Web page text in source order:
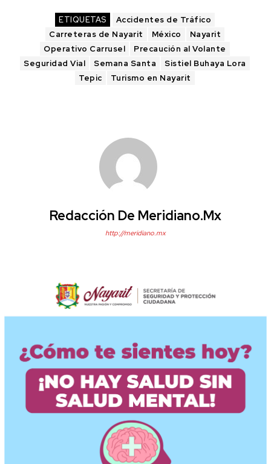
ETIQUETAS
Accidentes de Tráfico
Carreteras de Nayarit
México
Nayarit
Operativo Carrusel
Precaución al Volante
Seguridad Vial
Semana Santa
Sistiel Buhaya Lora
Tepic
Turismo en Nayarit
Redacción De Meridiano.mx
http://meridiano.mx